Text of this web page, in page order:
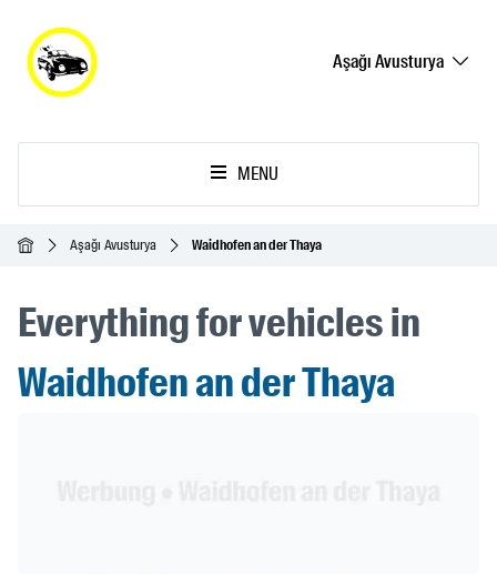
Aşağı Avusturya
MENU
Ana SayfaAşağı Avusturya Waidhofen an der Thaya
Everything for vehicles in
Waidhofen an der Thaya